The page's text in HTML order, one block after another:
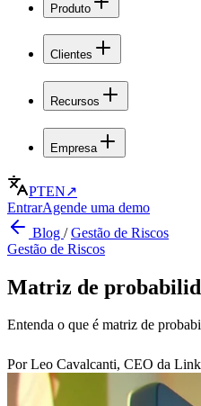
Produto
Clientes
Recursos
Empresa
PTEN↗
EntrarAgende uma demo
Blog /Gestão de Riscos
Gestão de Riscos
Matriz de
Entenda o que é matriz de
Por Leo Cavalcanti, CEO da